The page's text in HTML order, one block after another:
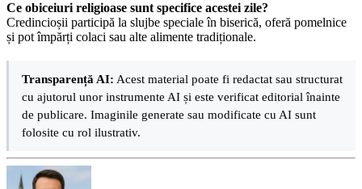
Ce obiceiuri religioase sunt specifice acestei zile?
Credincioșii participă la slujbe speciale în biserică, oferă pomelnice
și pot împărți colaci sau alte alimente tradiționale.
Transparență AI: Acest material poate fi redactat sau structurat
cu ajutorul unor instrumente AI și este verificat editorial înainte
de publicare. Imaginile generate sau modificate cu AI sunt
folosite cu rol ilustrativ.